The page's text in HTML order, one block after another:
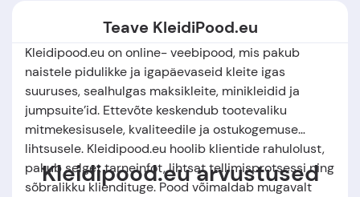
Teave KleidiPood.eu
Kleidipood.eu on online- veebipood, mis pakub
naistele pidulikke ja igapäevaseid kleite igas
suuruses, sealhulgas maksikleite, minikleidid ja
jumpsuite’id. Ettevõte keskendub tootevaliku
mitmekesisusele, kvaliteedile ja ostukogemuse
lihtsusele. Kleidipood.eu hoolib klientide rahulolust,
pakub selget tarneinfot, lihtsat tellimisprotsessi ning
sõbralikku kliendituge. Pood võimaldab mugavalt
Kleidipood.eu arvustused